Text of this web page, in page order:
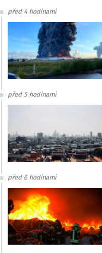
před 4 hodinami
před 5 hodinami
před 6 hodinami